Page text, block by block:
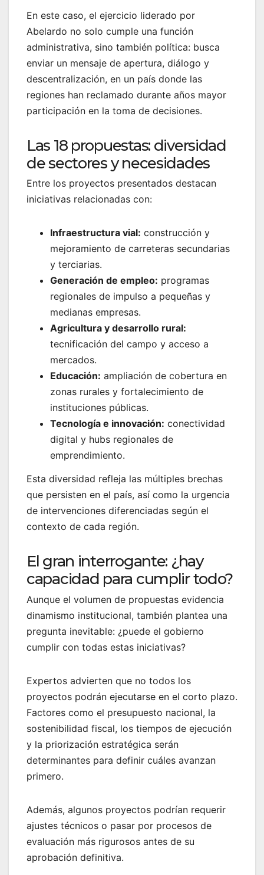
En este caso, el ejercicio liderado por
Abelardo no solo cumple una función
administrativa, sino también política: busca
enviar un mensaje de apertura, diálogo y
descentralización, en un país donde las
regiones han reclamado durante años mayor
participación en la toma de decisiones.
Las 18 propuestas: diversidad
de sectores y necesidades
Entre los proyectos presentados destacan
iniciativas relacionadas con:
Infraestructura vial: construcción y
mejoramiento de carreteras secundarias
y terciarias.
Generación de empleo: programas
regionales de impulso a pequeñas y
medianas empresas.
Agricultura y desarrollo rural:
tecnificación del campo y acceso a
mercados.
Educación: ampliación de cobertura en
zonas rurales y fortalecimiento de
instituciones públicas.
Tecnología e innovación: conectividad
digital y hubs regionales de
emprendimiento.
Esta diversidad refleja las múltiples brechas
que persisten en el país, así como la urgencia
de intervenciones diferenciadas según el
contexto de cada región.
El gran interrogante: ¿hay
capacidad para cumplir todo?
Aunque el volumen de propuestas evidencia
dinamismo institucional, también plantea una
pregunta inevitable: ¿puede el gobierno
cumplir con todas estas iniciativas?
Expertos advierten que no todos los
proyectos podrán ejecutarse en el corto plazo.
Factores como el presupuesto nacional, la
sostenibilidad fiscal, los tiempos de ejecución
y la priorización estratégica serán
determinantes para definir cuáles avanzan
primero.
Además, algunos proyectos podrían requerir
ajustes técnicos o pasar por procesos de
evaluación más rigurosos antes de su
aprobación definitiva.